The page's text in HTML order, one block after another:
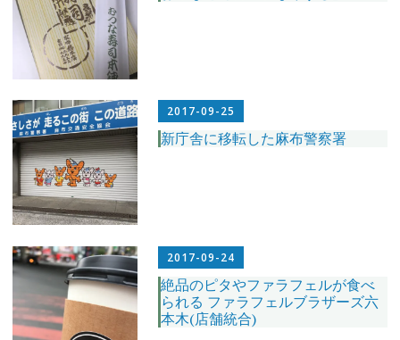
へ
ス
プ
2017-09-25
新庁舎に移転した麻布警察署
2017-09-24
絶品のピタやファラフェルが食べ
られる ファラフェルブラザーズ六
本木(店舗統合)